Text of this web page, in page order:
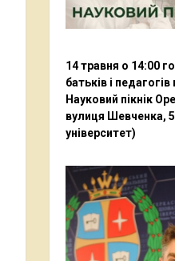
14 травня о 14:00
батьків і
Науковий пікнік
вулиця Шевченка,
університет)